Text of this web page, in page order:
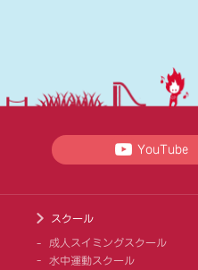
YouTube
スクール
成人スイミングスクール
水中運動スクール